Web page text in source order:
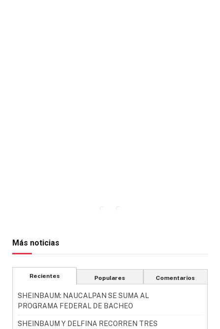
Más noticias
Recientes Populares Comentarios
SHEINBAUM: NAUCALPAN SE SUMA AL
PROGRAMA FEDERAL DE BACHEO
SHEINBAUM Y DELFINA RECORREN TRES